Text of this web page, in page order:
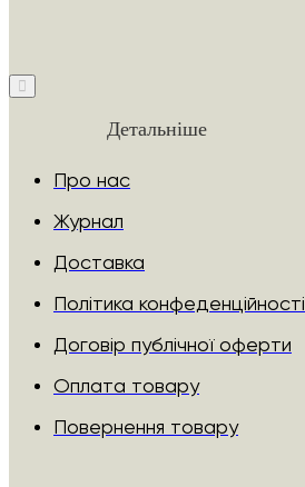
Детальніше
Про нас
Журнал
Доставка
Політика конфеденційності
Договір публічної оферти
Оплата товару
Повернення товару